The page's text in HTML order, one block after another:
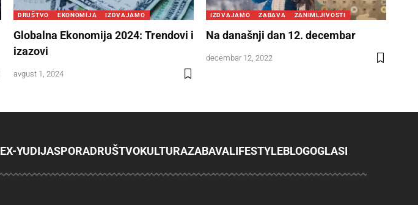
DRUŠTVO EKONOMIJA IZDVAJAMO
Globalna Ekonomija 2024: Trendovi i
izazovi
avgust 1, 2024
IZDVAJAMO ZABAVA ZANIMLJIVOSTI
Na današnji dan 12. decembar
decembar 12, 2022
EX-YUDIJASPORADRUŠTVOKULTURAZABAVALIFESTYLEBLOGOGLASI